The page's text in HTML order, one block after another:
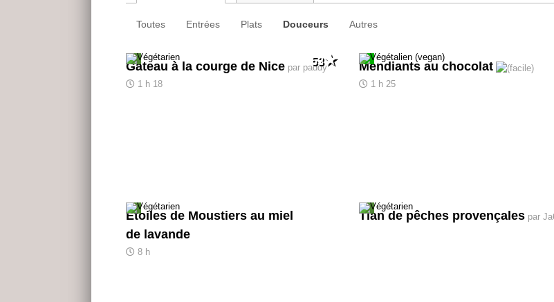
Toutes Entrées Plats Douceurs Autres
Gâteau à la courge de Nice par paddy
1 h 18
53 Mendiants au chocolat
1 h 25
Étoiles de Moustiers au miel
de lavande
8 h
Tian de pêches provençalespar